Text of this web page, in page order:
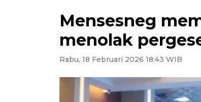
Mensesneg
menolak
Rabu, 18 Februari 2026 18:43 WIB